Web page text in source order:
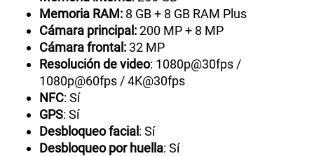
Memoria RAM: 8 GB + 8 GB RAM Plus
Cámara principal:200 MP + 8 MP
Cámara frontal: 32 MP
Resolución de video: 1080p@30fps /
1080p@60fps / 4K@30fps
NFC: Sí
GPS: Sí
Desbloqueo facial: Sí
Desbloqueo por huella: Sí